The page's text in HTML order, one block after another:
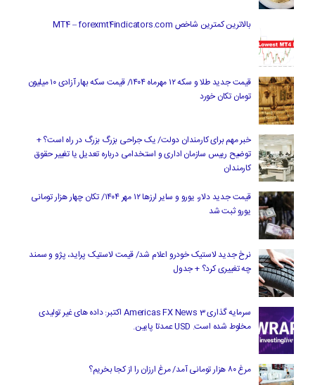
بالاترین کمترین شاخص MT4 – forexmt4indicators.com
قیمت جدید طلا و سکه ۱۲ مهرماه ۱۴۰۴/ قیمت سکه بهار آزادی ۱۰ میلیون
تومان تکان خورد
خبر مهم برای کارمندان دولت/ یک جراحی بزرگ بزرگ در راه است؟ +
توضیح رییس سازمان اداری و استخدامی درباره تعدیل یا تغییر حقوق
کارمندان
قیمت جدید دلار، یورو و سایر ارزها ۱۲ مهر ۱۴۰۴/ تکان چهار هزار تومانی
یورو ثبت شد
نرخ جدید لاستیک خودرو اعلام شد/ قیمت لاستیک پراید، پژو و سمند
چه تغییری کرد؟ + جدول
سرمایه گذاری Americas FX News 3 اکتبر: داده های غیر تولیدی
مخلوط شده است. USD عمدتا پایین.
مرغ ۸۰ هزار تومانی آمد/ مرغ ارزان را از کجا بخریم؟